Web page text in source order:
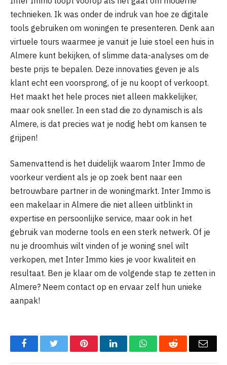
technieken. Ik was onder de indruk van hoe ze digitale
tools gebruiken om woningen te presenteren. Denk aan
virtuele tours waarmee je vanuit je luie stoel een huis in
Almere kunt bekijken, of slimme data-analyses om de
beste prijs te bepalen. Deze innovaties geven je als
klant echt een voorsprong, of je nu koopt of verkoopt.
Het maakt het hele proces niet alleen makkelijker,
maar ook sneller. In een stad die zo dynamisch is als
Almere, is dat precies wat je nodig hebt om kansen te
grijpen!
Samenvattend is het duidelijk waarom Inter Immo de
voorkeur verdient als je op zoek bent naar een
betrouwbare partner in de woningmarkt. Inter Immo is
een makelaar in Almere die niet alleen uitblinkt in
expertise en persoonlijke service, maar ook in het
gebruik van moderne tools en een sterk netwerk. Of je
nu je droomhuis wilt vinden of je woning snel wilt
verkopen, met Inter Immo kies je voor kwaliteit en
resultaat. Ben je klaar om de volgende stap te zetten in
Almere? Neem contact op en ervaar zelf hun unieke
aanpak!
FacebookTwitter PinterestLinkedInWhatsAppReddit